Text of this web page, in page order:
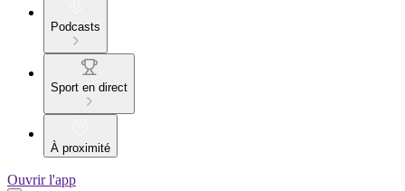
Podcasts
Sport en direct
À proximité
Ouvrir l'app